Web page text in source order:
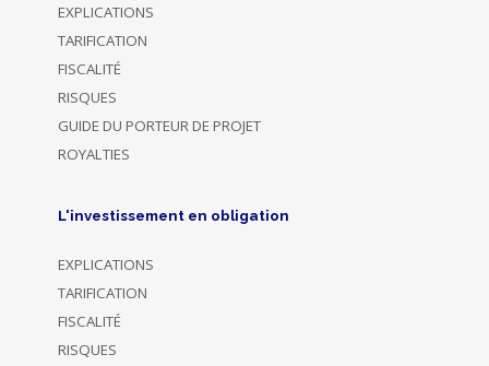
EXPLICATIONS
TARIFICATION
FISCALITÉ
RISQUES
GUIDE DU PORTEUR DE PROJET
ROYALTIES
L'investissement en obligation
EXPLICATIONS
TARIFICATION
FISCALITÉ
RISQUES